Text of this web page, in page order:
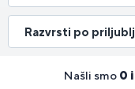
Našli smo 0
Razvrsti po